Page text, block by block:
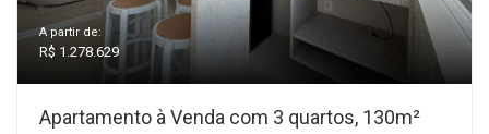
A partir de:
R$ 1.278.629
Apartamento à Venda com 3 quartos, 130m²